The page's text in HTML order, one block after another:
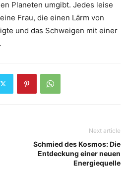
Planeten umgibt. Jedes leise
Frau, die einen Lärm von
und das Schweigen mit einer
Next article
Schmied des Kosmos: Die
Entdeckung einer neuen
Energiequelle